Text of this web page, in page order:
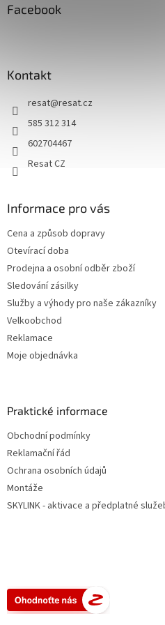
Facebook
Kontakt
resat@resat.cz
585 312 314
602704467
Resat CZ
Informace pro vás
Cena a způsob dopravy
Otevírací doba
Prodejna a osobní odběr zboží
Sledování zásilky
Služby a výhody pro naše zákazníky
Velkoobchod
Reklamace
Moje objednávka
Praktické informace
Obchodní podmínky
Reklamační řád
Ochrana osobních údajů
Montáže
SKYLINK - aktivace a předplatné